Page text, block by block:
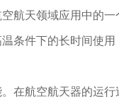
航天领域应用中的
条件下的长时间使
在航空航天器的运